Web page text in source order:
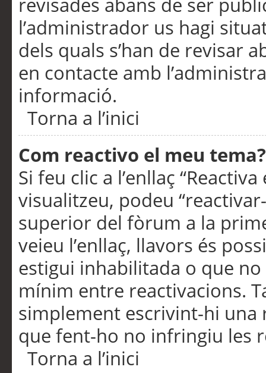
l’administrador us hagi
dels quals s’han de revisar
en contacte amb
informació.
Torna a l’inici
Com reactivo el meu tema?
Si feu clic a l’enllaç
visualitzeu, podeu
superior del fòrum a la
veieu l’enllaç, llavors és
estigui inhabilitada o que
mínim entre reactivacions.
simplement escrivint-hi una
que fent-ho no infringiu les
Torna a l’inici